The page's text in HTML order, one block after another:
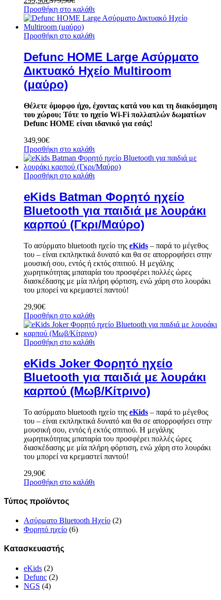
Προσθήκη στο καλάθι
Προσθήκη στο καλάθι
Defunc HOME Large Aσύρματο
Δικτυακό Hχείο Multiroom
(μαύρο)
Θέλετε όμορφο ήχο, έχοντας κατά νου και τη διακόσμηση
του χώρου; Τότε το ηχείο Wi-Fi πολλαπλών δωματίων
Defunc HOME είναι ιδανικό για εσάς!
349,90€
Προσθήκη στο καλάθι
Προσθήκη στο καλάθι
eKids Batman Φορητό ηχείο
Bluetooth για παιδιά με λουράκι
καρπού (Γκρι/Μαύρο)
Το ασύρματο bluetooth ηχείο της eKids – παρά το μέγεθος
του – είναι εκπληκτικά δυνατό και θα σε απορροφήσει στην
μουσική σου, εντός ή εκτός σπιτιού. Η μεγάλης
χωρητικότητας μπαταρία του προσφέρει πολλές ώρες
διασκέδασης με μία πλήρη φόρτιση, ενώ χάρη στο λουράκι
του μπορεί να κρεμαστεί παντού!
29,90€
Προσθήκη στο καλάθι
Προσθήκη στο καλάθι
eKids Joker Φορητό ηχείο
Bluetooth για παιδιά με λουράκι
καρπού (Μωβ/Κίτρινο)
Το ασύρματο bluetooth ηχείο της eKids – παρά το μέγεθος
του – είναι εκπληκτικά δυνατό και θα σε απορροφήσει στην
μουσική σου, εντός ή εκτός σπιτιού. Η μεγάλης
χωρητικότητας μπαταρία του προσφέρει πολλές ώρες
διασκέδασης με μία πλήρη φόρτιση, ενώ χάρη στο λουράκι
του μπορεί να κρεμαστεί παντού!
29,90€
Προσθήκη στο καλάθι
Τύπος προϊόντος
Ασύρματο Bluetooth Ηχείο (2)
Φορητό ηχείο (6)
Κατασκευαστής
eKids (2)
Defunc (2)
NGS (4)